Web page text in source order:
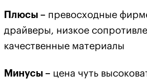
Плюсы – превосходные
драйверы, низкое
качественные материалы
Минусы – цена чуть